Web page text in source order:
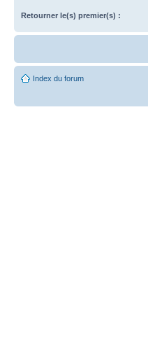
Retourner le(s) premier(s) :
Index du forum